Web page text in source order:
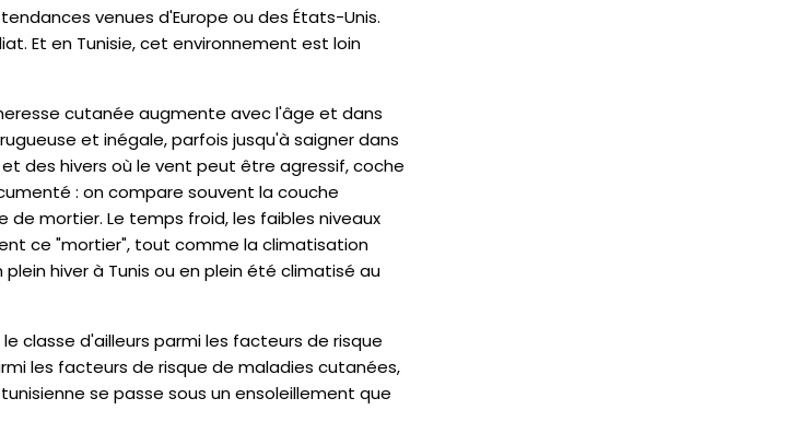
venues d'Europe ou des États-Unis.
Et en Tunisie, cet environnement est loin
cutanée augmente avec l'âge et dans
et inégale, parfois jusqu'à saigner dans
des hivers où le vent peut être agressif, coche
: on compare souvent la couche
de mortier. Le temps froid, les faibles niveaux
ce "mortier", tout comme la climatisation
hiver à Tunis ou en plein été climatisé au
classe d'ailleurs parmi les facteurs de risque
les facteurs de risque de maladies cutanées,
se passe sous un ensoleillement que